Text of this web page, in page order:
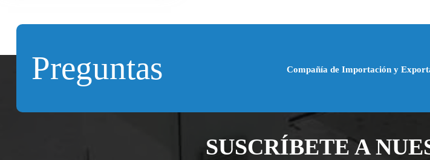
Preguntas Compañía de Importación y
SUSCRÍBETE A